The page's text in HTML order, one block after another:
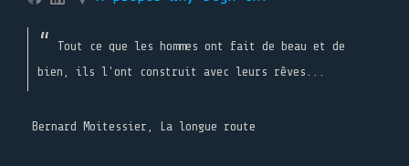
Tout ce que les hommes ont fait de beau et de
bien, ils l'ont construit avec leurs rêves...
Bernard Moitessier, La longue route